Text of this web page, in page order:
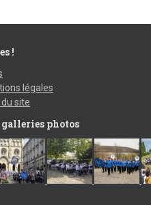
!
légales
du site
galleries photos